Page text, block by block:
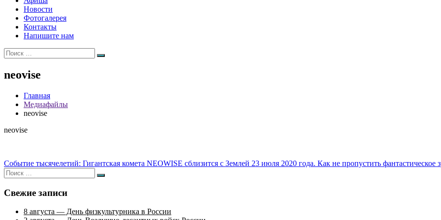
Новости
Фотогалерея
Контакты
Напишите нам
Искать:
Поиск
neovise
Главная
Медиафайлы
neovise
neovise
Навигация
по
записям
Событие тысячелетий: Гигантская комета NEOWISE сблизится с Землей 23 июля 2020 года. Как не пропустить фантастическое
Искать:
Поиск
Свежие записи
8 августа — День физкультурника в России